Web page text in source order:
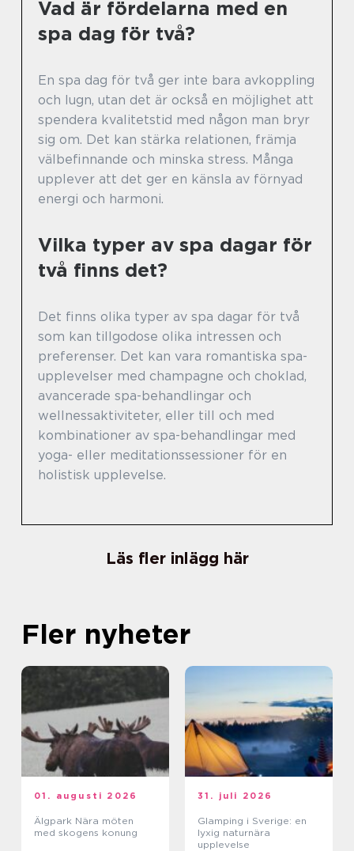
Vad är fördelarna med en
spa dag för två?
En spa dag för två ger inte bara avkoppling
och lugn, utan det är också en möjlighet att
spendera kvalitetstid med någon man bryr
sig om. Det kan stärka relationen, främja
välbefinnande och minska stress. Många
upplever att det ger en känsla av förnyad
energi och harmoni.
Vilka typer av spa dagar för
två finns det?
Det finns olika typer av spa dagar för två
som kan tillgodose olika intressen och
preferenser. Det kan vara romantiska spa-
upplevelser med champagne och choklad,
avancerade spa-behandlingar och
wellnessaktiviteter, eller till och med
kombinationer av spa-behandlingar med
yoga- eller meditationssessioner för en
holistisk upplevelse.
Läs fler inlägg här
Fler nyheter
01. augusti 2026
Älgpark Nära möten
med skogens konung
31. juli 2026
Glamping i Sverige: en
lyxig naturnära
upplevelse